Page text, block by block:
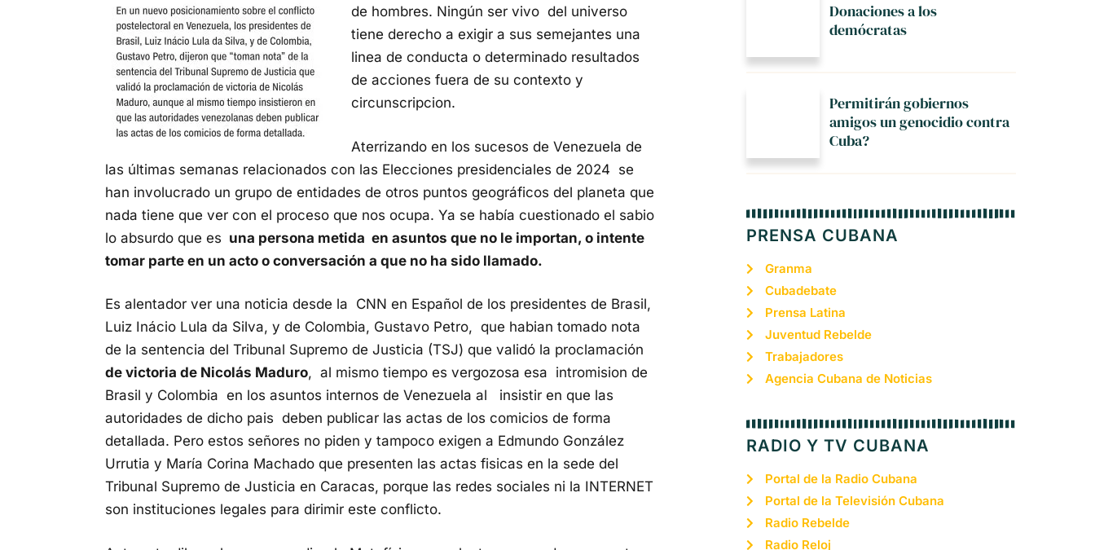
de hombres. Ningún ser vivo del universo
tiene derecho a exigir a sus semejantes una
linea de conducta o determinado resultados
de acciones fuera de su contexto y
circunscripcion.
Aterrizando en los sucesos de Venezuela de
las últimas semanas relacionados con las Elecciones presidenciales de 2024 se
han involucrado un grupo de entidades de otros puntos geográficos del planeta que
nada tiene que ver con el proceso que nos ocupa. Ya se había cuestionado el sabio
lo absurdo que es una persona metida en asuntos que no le importan, o intente
tomar parte en un acto o conversación a que no ha sido llamado.
Es alentador ver una noticia desde la CNN en Español de los presidentes de Brasil,
Luiz Inácio Lula da Silva, y de Colombia, Gustavo Petro, que habian tomado nota
de la sentencia del Tribunal Supremo de Justicia (TSJ) que validó la proclamación
de victoria de Nicolás Maduro, al mismo tiempo es vergozosa esa intromision de
Brasil y Colombia en los asuntos internos de Venezuela al insistir en que las
autoridades de dicho pais deben publicar las actas de los comicios de forma
detallada. Pero estos señores no piden y tampoco exigen a Edmundo González
Urrutia y María Corina Machado que presenten las actas fisicas en la sede del
Tribunal Supremo de Justicia en Caracas, porque las redes sociales ni la INTERNET
son instituciones legales para dirimir este conflicto.
Donaciones a los
demócratas
Permitirán gobiernos
amigos un genocidio contra
Cuba?
PRENSA CUBANA
Granma
Cubadebate
Prensa Latina
Juventud Rebelde
Trabajadores
Agencia Cubana de Noticias
RADIO Y TV CUBANA
Portal de la Radio Cubana
Portal de la Televisión Cubana
Radio Rebelde
Radio Reloj